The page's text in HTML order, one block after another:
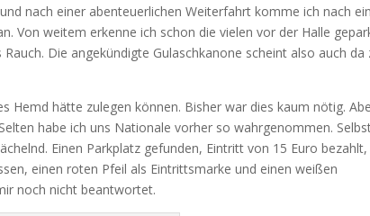
nach einer abenteuerlichen Weiterfahrt komme ich nach
Von weitem erkenne ich schon die vielen vor der Halle
Die angekündigte Gulaschkanone scheint also auch da
Hemd hätte zulegen können. Bisher war dies kaum nötig.
habe ich uns Nationale vorher so wahrgenommen.
Einen Parkplatz gefunden, Eintritt von 15 Euro bezahlt,
einen roten Pfeil als Eintrittsmarke und einen weißen
noch nicht beantwortet.